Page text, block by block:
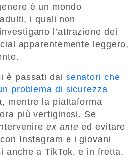
è un mondo
i quali non
l’attrazione dei
apparentemente leggero,
è passati dai senatori che
problema di sicurezza
mentre la piattaforma
più vertiginosi. Se
ex ante ed evitare
Instagram e i giovani
anche a TikTok, e in fretta.